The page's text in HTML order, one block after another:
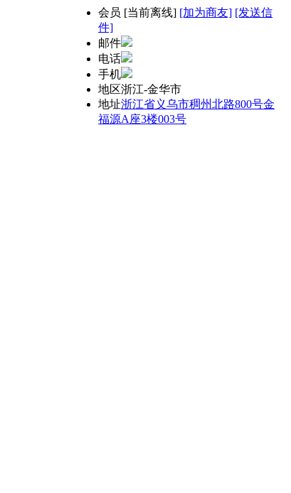
会员 [当前离线] [加为商友] [发送信
件]
邮件
电话
手机
地区浙江-金华市
地址浙江省义乌市稠州北路800号金
福源A座3楼003号